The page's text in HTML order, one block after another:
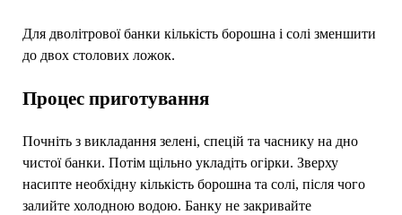
Для дволітрової банки кількість борошна і солі зменшити
до двох столових ложок.
Процес приготування
Почніть з викладання зелені, спецій та часнику на дно
чистої банки. Потім щільно укладіть огірки. Зверху
насипте необхідну кількість борошна та солі, після чого
залийте холодною водою. Банку не закривайте